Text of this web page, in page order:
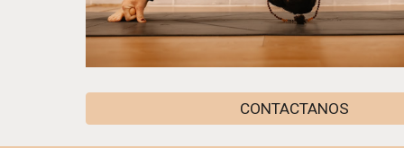
CONTACTANOS